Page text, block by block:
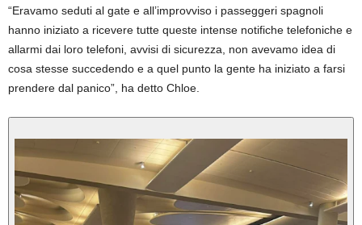
“Eravamo seduti al gate e all’improvviso i passeggeri spagnoli
hanno iniziato a ricevere tutte queste intense notifiche telefoniche e
allarmi dai loro telefoni, avvisi di sicurezza, non avevamo idea di
cosa stesse succedendo e a quel punto la gente ha iniziato a farsi
prendere dal panico”, ha detto Chloe.